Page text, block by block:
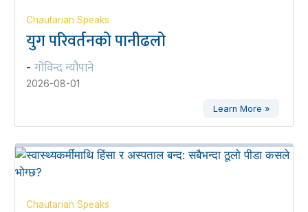
Chautarian Speaks
युग परिवर्तनको पानीढलो
- गोविन्द न्यौपाने
2026-08-01
Learn More »
Chautarian Speaks